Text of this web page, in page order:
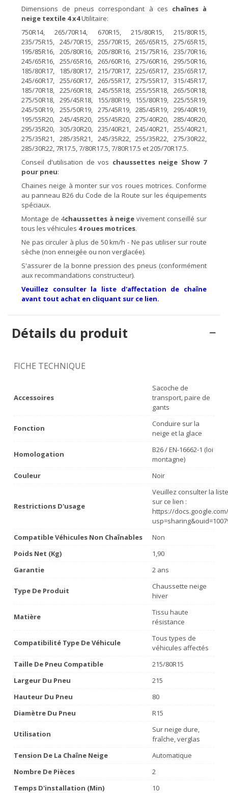
Dimensions de pneus correspondant à ces chaînesà
neige textile 4 x4Utilitaire:
750R14, 265/70R14, 670R15, 215/80R15, 215/80R15,
235/75R15, 245/70R15, 255/70R15, 265/65R15, 275/65R15,
195/85R16, 205/80R16, 205/80R16, 215/75R16, 235/70R16,
245/65R16, 255/65R16, 265/60R16, 275/60R16, 295/50R16,
185/80R17, 185/80R17, 215/70R17, 225/65R17, 235/65R17,
245/60R17, 255/60R17, 265/55R17, 275/55R17, 315/45R17,
185/70R18, 225/60R18, 245/55R18, 255/55R18, 265/50R18,
275/50R18, 295/45R18, 155/80R19, 155/80R19, 225/55R19,
245/50R19, 255/50R19, 275/45R19, 285/45R19, 295/40R19,
195/55R20, 245/45R20, 255/45R20, 275/40R20, 285/40R20,
295/35R20, 305/30R20, 235/40R21, 245/40R21, 255/40R21,
275/35R21, 285/35R21, 245/35R22, 255/35R22, 275/30R22,
285/30R22, 7R17.5, 7/80R17.5, 7/80R17.5 et 205/70R17.5.
Conseil d'utilisation de vos chaussettesneige Show 7
pour pneu:
Chaines neige à monter sur vos roues motrices. Conforme
au panneau B26 du Code de la Route sur les équipements
spéciaux.
Montage de 4chaussettes à neigevivement conseillé sur
tous les véhicules 4 roues motrices.
Ne pas circuler à plus de 50 km/h - Ne pas utiliser sur route
sèche (non enneigée ou non verglacée).
S'assurer de la bonne pression des pneus (conformément
aux recommandations constructeur).
Veuillez consulter la liste d'affectation de chaîne
avant tout achat en cliquant sur ce lien.
Détails du produit
FICHE TECHNIQUE
Accessoires
Sacoche de
transport, paire de
gants
Fonction
Conduire sur la
neige et la glace
Homologation
B26 / EN-16662-1 (loi
montagne)
Couleur
Noir
Restrictions D'usage
Veuillez consulter la
sur ce lien :
https://
Compatible Véhicules Non Chaînables
Non
Poids Net (Kg)
1,90
Garantie
2 ans
Type De Produit
Chaussette neige
hiver
Matière
Tissu haute
résistance
Compatibilité Type De Véhicule
Tous types de
véhicules affectés
Taille De Pneu Compatible
215/80R15
Largeur Du Pneu
215
Hauteur Du Pneu
80
Diamètre Du Pneu
R15
Utilisation
Sur neige dure,
fraîche, verglas
Tension De La Chaîne Neige
Automatique
Nombre De Pièces
2
Temps D'installation (min)
10